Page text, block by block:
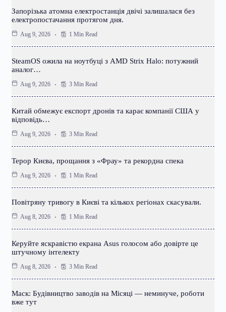
Запорізька атомна електростанція двічі залишалася без
електропостачання протягом дня.
Aug 9, 2026 1 Min Read
SteamOS ожила на ноутбуці з AMD Strix Halo: потужний
аналог…
Aug 9, 2026 3 Min Read
Китай обмежує експорт дронів та карає компанії США у
відповідь…
Aug 9, 2026 3 Min Read
Терор Києва, прощання з «Фрау» та рекордна спека
Aug 9, 2026 1 Min Read
Повітряну тривогу в Києві та кількох регіонах скасували.
Aug 8, 2026 1 Min Read
Керуйте яскравістю екрана Asus голосом або довірте це
штучному інтелекту
Aug 8, 2026 3 Min Read
Маск: Будівництво заводів на Місяці — неминуче, роботи
вже тут